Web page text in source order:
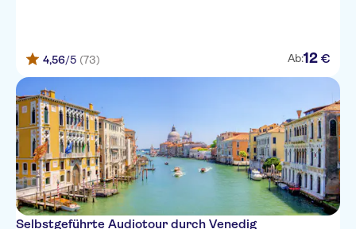
4,56/5 (73) Ab:12 €
Selbstgeführte Audiotour durch Venedig